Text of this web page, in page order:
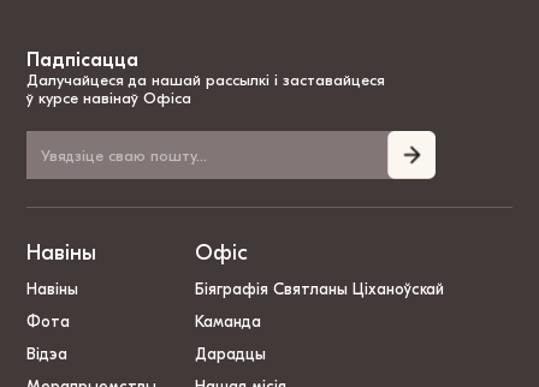
Падпісацца
Далучайцеся да нашай рассылкі і заставайцеся
ў курсе навінаў Офіса
Навіны
Навіны
Фота
Відэа
Офіс
Біяграфія Святланы Ціханоўскай
Каманда
Дарадцы